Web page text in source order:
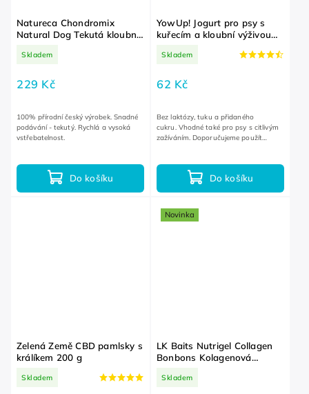
Natureca Chondromix
Natural Dog Tekutá kloubní
Skladem
229 Kč
Do košíku
100% přírodní český výrobek. Snadné
podávání - tekutý. Rychlá a vysoká
vstřebatelnost.
YowUp! Jogurt pro psy s
kuřecím a kloubní výživou
Skladem
62 Kč
Do košíku
Bez laktózy, tuku a přidaného
cukru. Vhodné také pro psy s citlivým
zažíváním. Doporučujeme použít
Zelená Země CBD pamlsky s
králíkem 200 g
Skladem
Novinka
LK Baits Nutrigel Collagen
Bonbons Kolagenová
Skladem